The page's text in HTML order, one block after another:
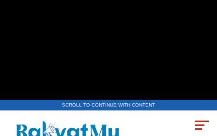
SCROLL TO CONTINUE WITH CONTENT